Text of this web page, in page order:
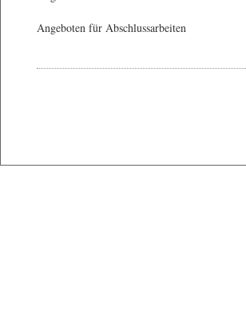
Angeboten für Abschlussarbeiten